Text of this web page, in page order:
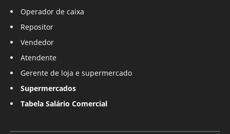
Operador de caixa
Repositor
Vendedor
Atendente
Gerente de loja e supermercado
Supermercados
Tabela Salário Comercial